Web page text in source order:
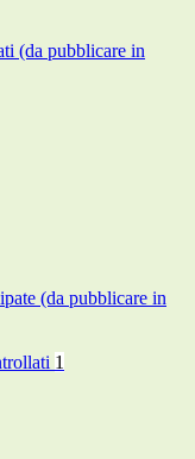
(da pubblicare in
(da pubblicare in
1